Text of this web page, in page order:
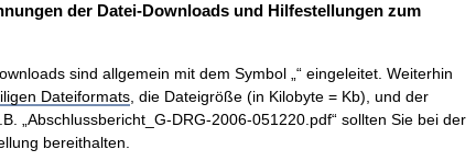
der Datei-Downloads und Hilfestellungen zum
sind allgemein mit dem Symbol „“ eingeleitet. Weiterhin
Dateiformats, die Dateigröße (in Kilobyte = Kb), und der
„Abschlussbericht_G-DRG-2006-051220.pdf“ sollten Sie bei der
bereithalten.